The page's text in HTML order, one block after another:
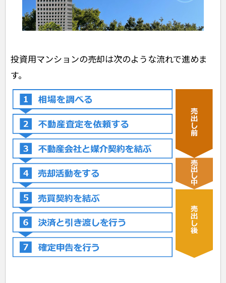
投資用マンションの売却は次のような流れで進めま
す。